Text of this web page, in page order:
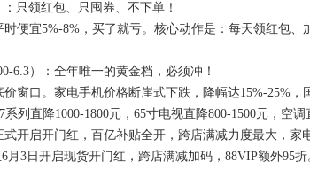
只领红包、只囤券、不下单！
便宜5%-8%，买了就亏。核心动作是：每天领红包、
6.3）：全年唯一的黄金档，必须冲！
窗口。家电手机价格断崖式下跌，降幅达15%-25%，
列直降1000-1800元，65寸电视直降800-1500元，空调
式开启开门红，百亿补贴全开，跨店满减力度最大，家
月3日开启现货开门红，跨店满减加码，88VIP额外95折